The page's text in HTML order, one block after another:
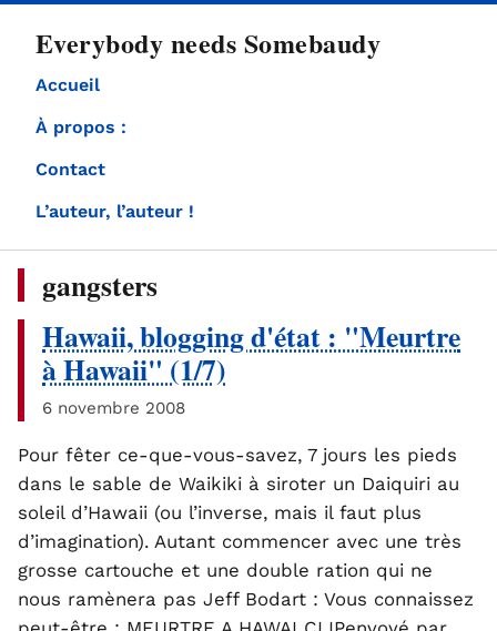
Everybody needs Somebaudy
Accueil
À propos :
Contact
L’auteur, l’auteur !
gangsters
Hawaii, blogging d'état : "Meurtre
à Hawaii" (1/7)
6 novembre 2008
Pour fêter ce-que-vous-savez, 7 jours les pieds
dans le sable de Waikiki à siroter un Daiquiri au
soleil d’Hawaii (ou l’inverse, mais il faut plus
d’imagination). Autant commencer avec une très
grosse cartouche et une double ration qui ne
nous ramènera pas Jeff Bodart : Vous connaissez